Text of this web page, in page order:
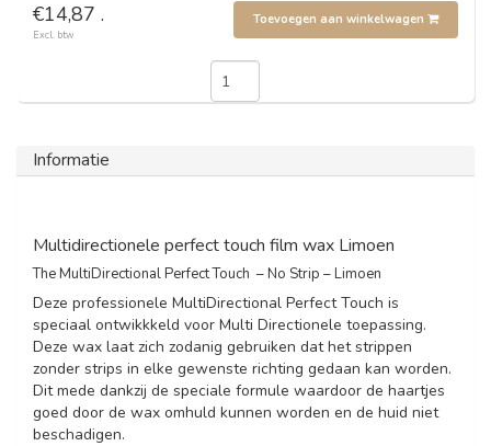
€14,87 .
Excl. btw
Toevoegen aan winkelwagen
Informatie
Multidirectionele perfect touch film wax Limoen
The MultiDirectional Perfect Touch – No Strip – Limoen
Deze professionele MultiDirectional Perfect Touch is
speciaal ontwikkkeld voor Multi Directionele toepassing.
Deze wax laat zich zodanig gebruiken dat het strippen
zonder strips in elke gewenste richting gedaan kan worden.
Dit mede dankzij de speciale formule waardoor de haartjes
goed door de wax omhuld kunnen worden en de huid niet
beschadigen.